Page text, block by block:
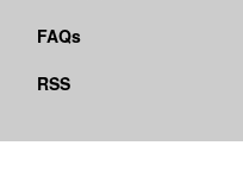
FAQs
RSS